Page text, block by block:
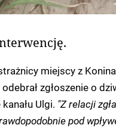
miejscy z
zgłoszenie o
Ulgi. "Z relacji
pod